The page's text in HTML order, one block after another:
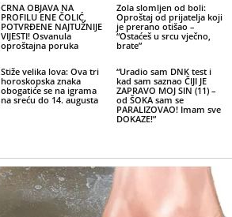
CRNA OBJAVA NA
PROFILU ENE ČOLIĆ,
POTVRĐENE NAJTUŽNIJE
VIJESTI! Osvanula
oproštajna poruka
Zola slomljen od boli:
Oproštaj od prijatelja koji
je prerano otišao –
“Ostaćeš u srcu vječno,
brate”
Stiže velika lova: Ova tri
horoskopska znaka
obogatiće se na igrama
na sreću do 14. augusta
“Uradio sam DNK test i
kad sam saznao ČIJI JE
ZAPRAVO MOJ SIN (11) –
od ŠOKA sam se
PARALIZOVAO! Imam sve
DOKAZE!”